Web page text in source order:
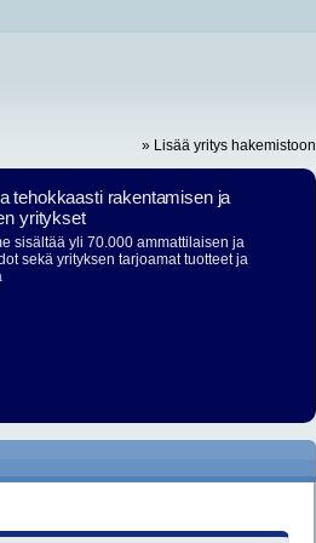
» Lisää yritys hakemistoon
tehokkaasti rakentamisen ja
yritykset
sisältää yli 70.000 ammattilaisen ja
sekä yrityksen tarjoamat tuotteet ja